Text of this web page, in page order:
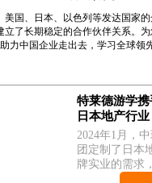
美国、日本、以色列等发达国家的
立了长期稳定的合作伙伴关系。
力中国企业走出去，学习全球领
特莱德游学
日本地产行业
2024年1月，
团定制了日本
牌实业的需求